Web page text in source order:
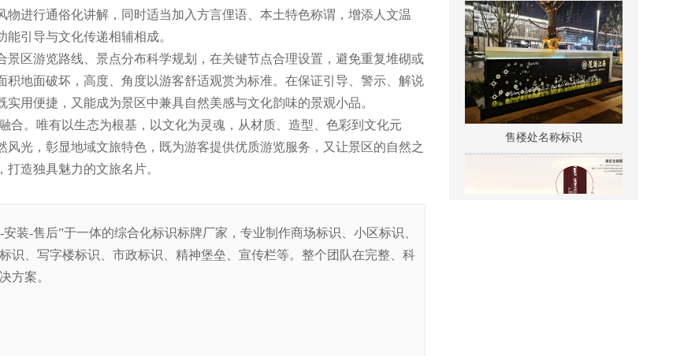
进行通俗化讲解，同时适当加入方言俚语、本土特色称谓，增添人文温
引导与文化传递相辅相成。
区游览路线、景点分布科学规划，在关键节点合理设置，避免重复堆砌或
地面破坏，高度、角度以游客舒适观赏为标准。在保证引导、警示、解说
用便捷，又能成为景区中兼具自然美感与文化韵味的景观小品。
合。唯有以生态为根基，以文化为灵魂，从材质、造型、色彩到文化元
光，彰显地域文旅特色，既为游客提供优质游览服务，又让景区的自然之
造独具魅力的文旅名片。
装-售后”于一体的综合化标识标牌厂家，专业制作商场标识、小区标识、
识、写字楼标识、市政标识、精神堡垒、宣传栏等。整个团队在完整、科
方案。
售楼处名称标识